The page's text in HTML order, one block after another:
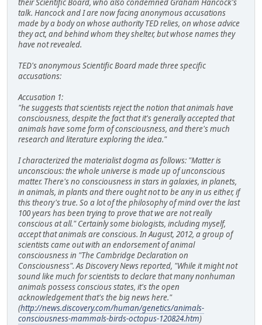
their Scientific Board, who also condemned Graham Hancock's
talk. Hancock and I are now facing anonymous accusations
made by a body on whose authority TED relies, on whose advice
they act, and behind whom they shelter, but whose names they
have not revealed.
TED's anonymous Scientific Board made three specific
accusations:
Accusation 1:
"he suggests that scientists reject the notion that animals have
consciousness, despite the fact that it's generally accepted that
animals have some form of consciousness, and there's much
research and literature exploring the idea."
I characterized the materialist dogma as follows: "Matter is
unconscious: the whole universe is made up of unconscious
matter. There's no consciousness in stars in galaxies, in planets,
in animals, in plants and there ought not to be any in us either, if
this theory's true. So a lot of the philosophy of mind over the last
100 years has been trying to prove that we are not really
conscious at all." Certainly some biologists, including myself,
accept that animals are conscious. In August, 2012, a group of
scientists came out with an endorsement of animal
consciousness in "The Cambridge Declaration on
Consciousness". As Discovery News reported, "While it might not
sound like much for scientists to declare that many nonhuman
animals possess conscious states, it's the open
acknowledgement that's the big news here."
(http://news.discovery.com/human/genetics/animals-
consciousness-mammals-birds-octopus-120824.htm)